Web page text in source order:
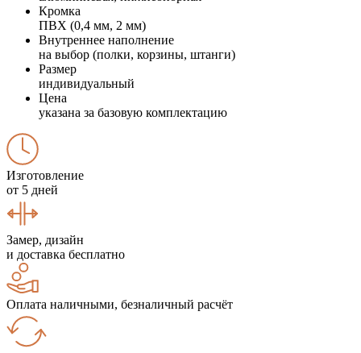
Кромка
ПВХ (0,4 мм, 2 мм)
Внутреннее наполнение
на выбор (полки, корзины, штанги)
Размер
индивидуальный
Цена
указана за базовую комплектацию
Изготовление
от 5 дней
Замер, дизайн
и доставка бесплатно
Оплата наличными, безналичный расчёт